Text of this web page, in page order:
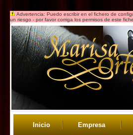
Advertencia: Puedo escribir en el fichero de
un riesgo - por favor corriga los permisos de este
Inicio Empresa